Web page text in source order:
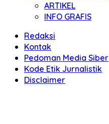
ARTIKEL
INFO GRAFIS
Redaksi
Kontak
Pedoman Media Siber
Kode Etik Jurnalistik
Disclaimer